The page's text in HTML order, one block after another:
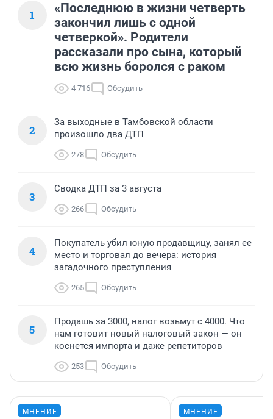
1
«Последнюю в жизни четверть
закончил лишь с одной
четверкой». Родители
рассказали про сына, который
всю жизнь боролся с раком
4 716 Обсудить
2
За выходные в Тамбовской области
произошло два ДТП
278 Обсудить
3
Сводка ДТП за 3 августа
266 Обсудить
4
Покупатель убил юную продавщицу, занял ее
место и торговал до вечера: история
загадочного преступления
265 Обсудить
5
Продашь за 3000, налог возьмут с 4000. Что
нам готовит новый налоговый закон — он
коснется импорта и даже репетиторов
253 Обсудить
МНЕНИЕ МНЕНИЕ